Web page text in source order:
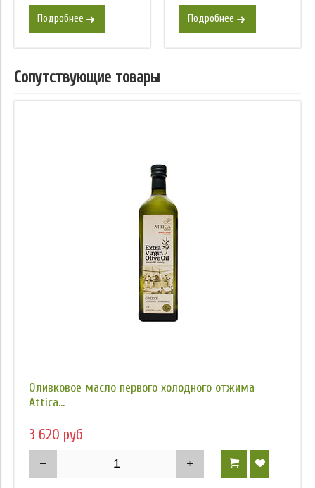
Подробнее Подробнее
Сопутствующие товары
Оливковое масло первого холодного отжима
Attica...
3 620 руб